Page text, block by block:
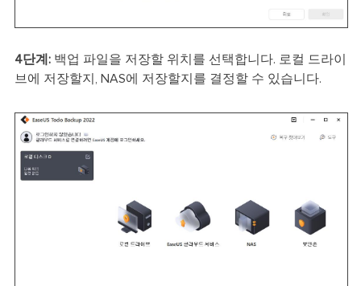
4단계:백업 파일을 저장할 위치를 선택합니다. 로컬 드라이
브에 저장할지, NAS에 저장할지를 결정할 수 있습니다.